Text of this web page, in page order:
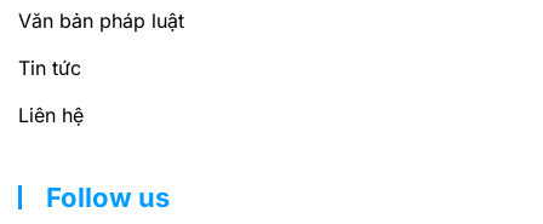
Văn bản pháp luật
Tin tức
Liên hệ
Follow us